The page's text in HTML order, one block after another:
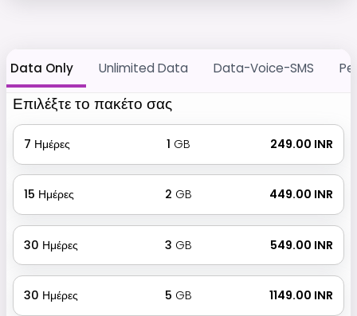
Data Only Unlimited Data Data-Voice-SMS
Επιλέξτε το πακέτο σας
7 Ημέρες 1 GB ₹ 249.00 INR
15 Ημέρες 2 GB ₹ 449.00 INR
30 Ημέρες 3 GB ₹ 549.00 INR
30 Ημέρες 5 GB ₹ 1149.00 INR